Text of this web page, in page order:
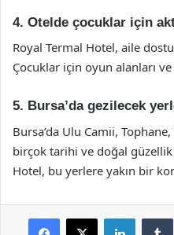
4. Otelde çocuklar için
Royal Termal Hotel, aile
Çocuklar için oyun alanları
5. Bursa’da gezilecek
Bursa’da Ulu Camii,
birçok tarihi ve doğal
Hotel, bu yerlere yakın bir
Facebook
X LinkedIn